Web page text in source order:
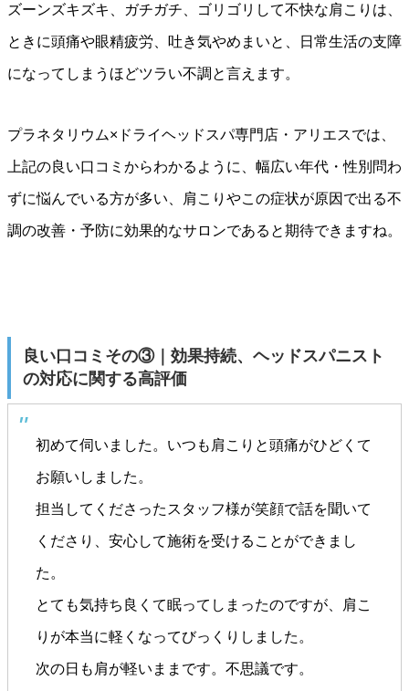
ズーンズキズキ、ガチガチ、ゴリゴリして不快な肩こりは、
ときに頭痛や眼精疲労、吐き気やめまいと、日常生活の支障
になってしまうほどツラい不調と言えます。
プラネタリウム×ドライヘッドスパ専門店・アリエスでは、
上記の良い口コミからわかるように、幅広い年代・性別問わ
ずに悩んでいる方が多い、肩こりやこの症状が原因で出る不
調の改善・予防に効果的なサロンであると期待できますね。
良い口コミその③｜効果持続、ヘッドスパニスト
の対応に関する高評価
初めて伺いました。いつも肩こりと頭痛がひどくて
お願いしました。
担当してくださったスタッフ様が笑顔で話を聞いて
くださり、安心して施術を受けることができまし
た。
とても気持ち良くて眠ってしまったのですが、肩こ
りが本当に軽くなってびっくりしました。
次の日も肩が軽いままです。不思議です。